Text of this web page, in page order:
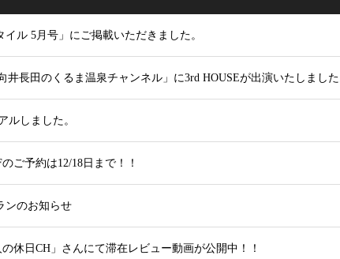
イル 5月号」にご掲載いただきました。
井長田のくるま温泉チャンネル」に3rd HOUSEが出演いたしました
ルしました。
ご予約は12/18日まで！！
ンのお知らせ
の休日CH」さんにて滞在レビュー動画が公開中！！